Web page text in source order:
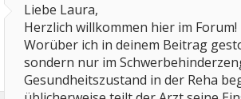
Liebe Laura,
Herzlich willkommen hier im Forum!
Worüber ich in deinem Beitrag
sondern nur im
Gesundheitszustand in der Reha